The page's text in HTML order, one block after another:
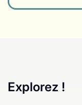
Explorez !